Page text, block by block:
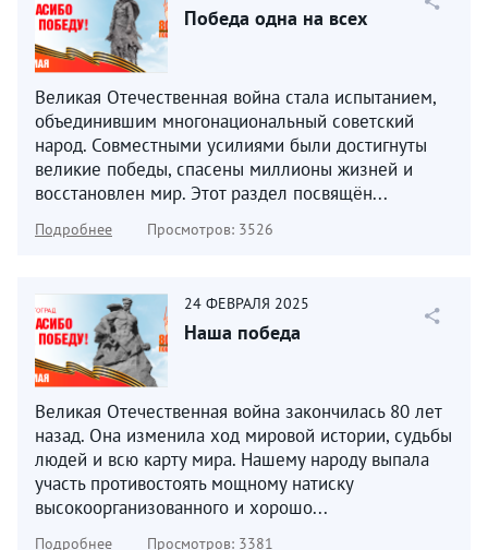
Победа одна на всех
Великая Отечественная война стала испытанием,
объединившим многонациональный советский
народ. Совместными усилиями были достигнуты
великие победы, спасены миллионы жизней и
восстановлен мир. Этот раздел посвящён...
Подробнее Просмотров: 3526
24 ФЕВРАЛЯ 2025
Наша победа
Великая Отечественная война закончилась 80 лет
назад. Она изменила ход мировой истории, судьбы
людей и всю карту мира. Нашему народу выпала
участь противостоять мощному натиску
высокоорганизованного и хорошо...
Подробнее Просмотров: 3381